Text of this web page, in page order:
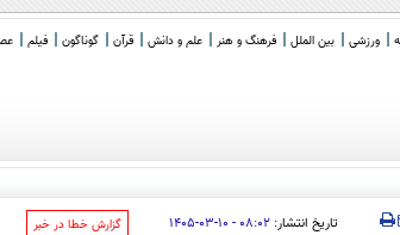
ورزشی بین الملل فرهنگ و هنر علم و دانش قرآن گوناگون فیلم
تاریخ انتشار: ۰۸:۰۲ - ۱۰-۰۳-۱۴۰۵ ‌گزارش خطا در خبر